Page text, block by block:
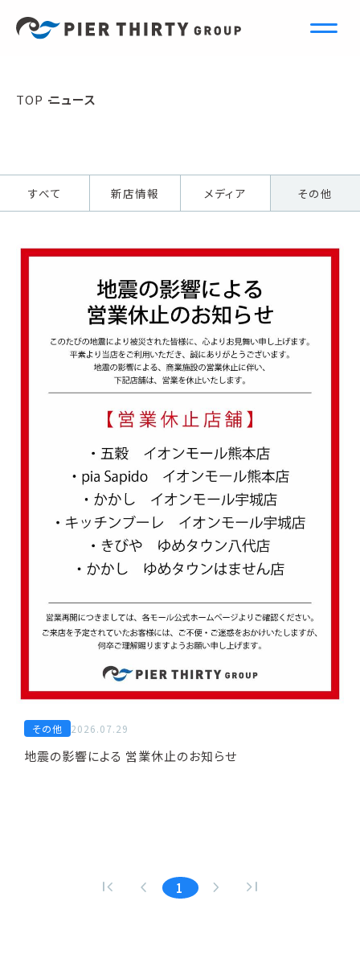
TOP ニュース
すべて 新店情報 メディア その他
その他 2026.07.29
地震の影響による 営業休止のお知らせ
first_page navigate_before 1 navigate_next last_page